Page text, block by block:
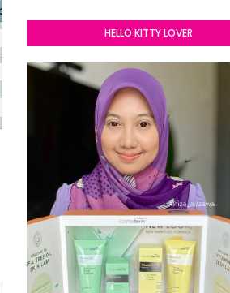
HELLO KITTY LOVER